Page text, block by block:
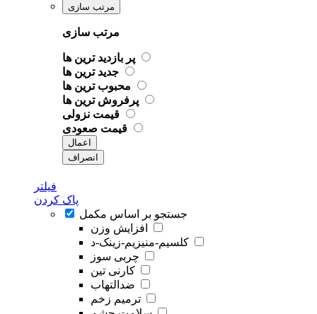
مرتب سازی
مرتب سازی
پر بازدید ترین ها
جدید ترین ها
محبوب ترین ها
پرفروش ترین ها
قیمت نزولی
قیمت صعودی
اعمال
انصراف
فیلتر
پاک کردن
جستجو بر اساس مکمل
افزایش وزن
کلسیم-منیزیم-زینک-د
چربی سوز
کارنی تین
ضدالتهاب
ترمیم زخم